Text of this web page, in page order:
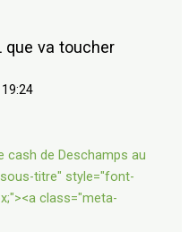
que va toucher
19:24